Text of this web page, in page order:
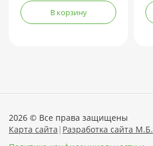
В корзину
2026 © Все права защищены
Карта сайта | Разработка сайта М.Б.